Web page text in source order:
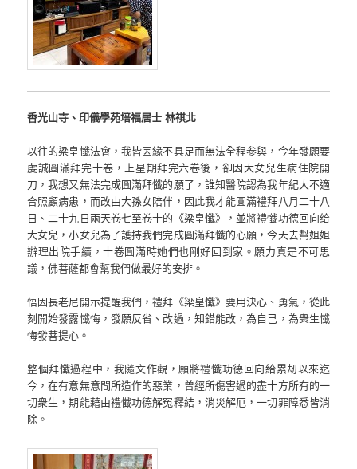
香光山寺、印儀學苑培福居士 林祺北
以往的梁皇懺法會，我皆因緣不具足而無法全程参與，今年發願要
虔誠圓滿拜完十卷，上星期拜完六卷後，卻因大女兒生病住院開
刀，我想又無法完成圓滿拜懺的願了，誰知醫院認為我年紀大不適
合照顧病患，而改由大孫女陪伴，因此我才能圓滿禮拜八月二十八
日、二十九日兩天卷七至卷十的《梁皇懺》，並將禮懺功德回向给
大女兒，小女兒為了護持我們完成圓滿拜懺的心願，今天去幫姐姐
辦理出院手續，十卷圓滿時她們也剛好回到家。願力真是不可思
議，佛菩薩都會幫我們做最好的安排。
悟因長老尼開示提醒我們，禮拜《梁皇懺》要用決心、勇氣，從此
刻開始發露懺悔，發願反省、改過，知錯能改，為自己，為衆生懺
悔發菩提心。
整個拜懺過程中，我隨文作觀，願將禮懺功德回向給累刼以來迄
今，在有意無意間所造作的惡業，曾經所傷害過的盡十方所有的一
切衆生，期能藉由禮懺功德解冤釋結，消災解厄，一切罪障悉皆消
除。